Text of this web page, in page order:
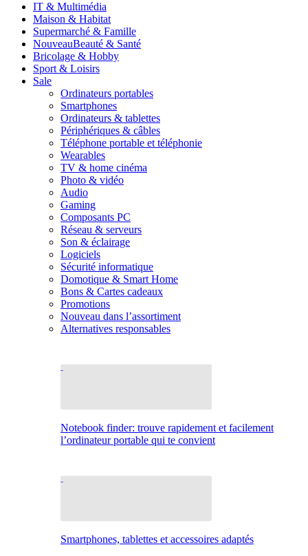
IT & Multimédia
Maison & Habitat
Supermarché & Famille
NouveauBeauté & Santé
Bricolage & Hobby
Sport & Loisirs
Sale
Ordinateurs portables
Smartphones
Ordinateurs & tablettes
Périphériques & câbles
Téléphone portable et téléphonie
Wearables
TV & home cinéma
Photo & vidéo
Audio
Gaming
Composants PC
Réseau & serveurs
Son & éclairage
Logiciels
Sécurité informatique
Domotique & Smart Home
Bons & Cartes cadeaux
Promotions
Nouveau dans l’assortiment
Alternatives responsables
Notebook finder: trouve rapidement et facilement
l’ordinateur portable qui te convient
Smartphones, tablettes et accessoires adaptés